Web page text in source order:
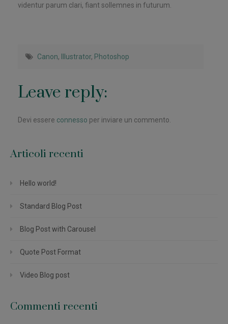
videntur parum clari, fiant sollemnes in futurum.
Canon, Illustrator, Photoshop
Leave reply:
Devi essere connesso per inviare un commento.
Articoli recenti
Hello world!
Standard Blog Post
Blog Post with Carousel
Quote Post Format
Video Blog post
Commenti recenti